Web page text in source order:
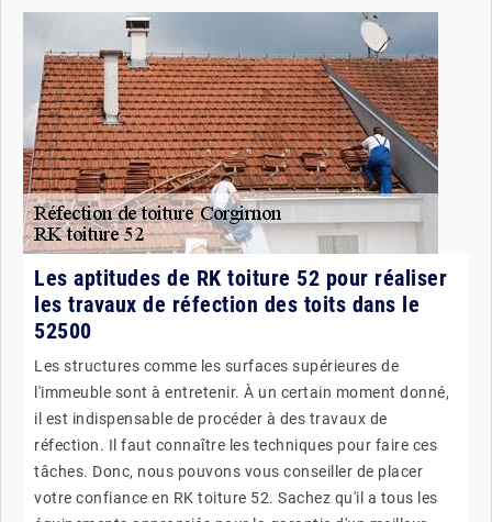
Les aptitudes de RK toiture 52 pour réaliser
les travaux de réfection des toits dans le
52500
Les structures comme les surfaces supérieures de
l'immeuble sont à entretenir. À un certain moment donné,
il est indispensable de procéder à des travaux de
réfection. Il faut connaître les techniques pour faire ces
tâches. Donc, nous pouvons vous conseiller de placer
votre confiance en RK toiture 52. Sachez qu'il a tous les